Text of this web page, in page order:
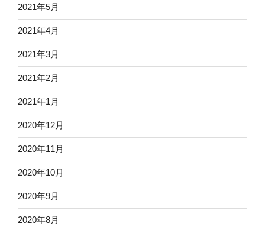
2021年5月
2021年4月
2021年3月
2021年2月
2021年1月
2020年12月
2020年11月
2020年10月
2020年9月
2020年8月